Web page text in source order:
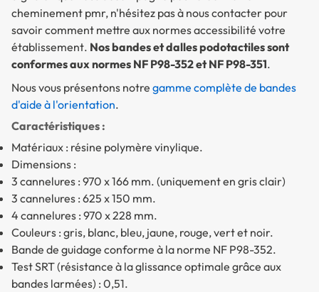
cheminement pmr, n'hésitez pas à nous contacter pour
savoircomment mettre aux normes accessibilité votre
établissement. Nos bandes et dalles podotactiles sont
conformes aux normes NF P98-352 et NF P98-351.
Nous vous présentons notre gamme complète de bandes
d'aide à l'orientation.
Caractéristiques :
Matériaux : résine polymère vinylique.
Dimensions :
3 cannelures : 970 x 166 mm. (uniquement en gris clair)
3 cannelures : 625 x 150 mm.
4 cannelures : 970 x 228 mm.
Couleurs : gris, blanc, bleu, jaune, rouge, vert et noir.
Bande de guidage conforme à la norme NF P98-352.
Test SRT (résistance à la glissance optimale grâce aux
bandes larmées) : 0,51.